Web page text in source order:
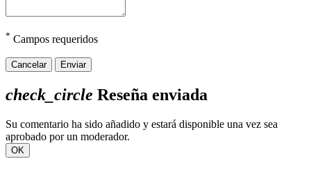
* Campos requeridos
Cancelar Enviar
check_circle Reseña enviada
Su comentario ha sido añadido y estará disponible una vez sea
aprobado por un moderador.
OK